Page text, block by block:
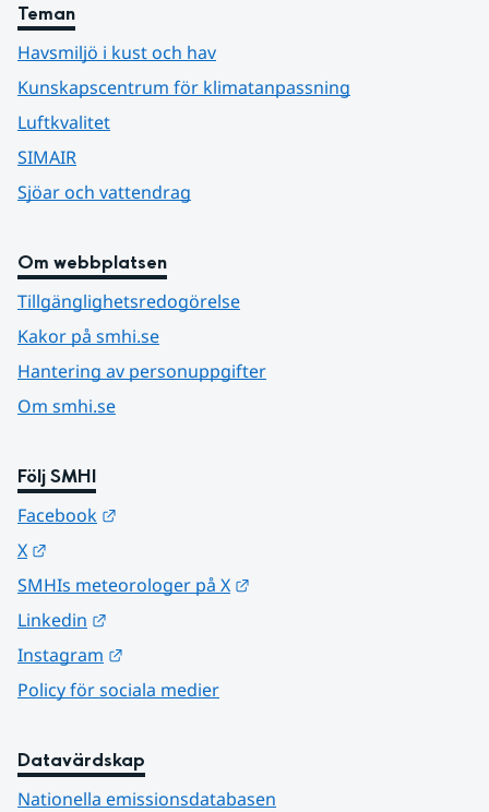
Teman
Havsmiljö i kust och hav
Kunskapscentrum för klimatanpassning
Luftkvalitet
SIMAIR
Sjöar och vattendrag
Om webbplatsen
Tillgänglighetsredogörelse
Kakor på smhi.se
Hantering av personuppgifter
Om smhi.se
Följ SMHI
Facebook
X
SMHIs meteorologer på X
Linkedin
Instagram
Policy för sociala medier
Datavärdskap
Nationella emissionsdatabasen